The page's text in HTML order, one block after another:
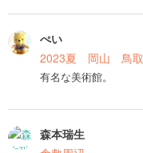
ぺい
2023夏 岡山 鳥取
有名な美術館。
森本瑞生